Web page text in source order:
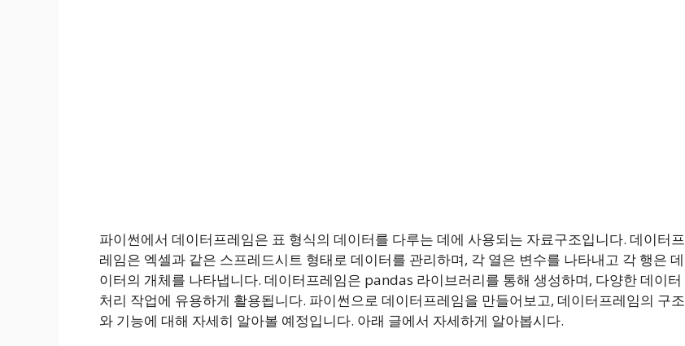
파이썬에서 데이터프레임은 표 형식의 데이터를 다루는 데에 사용되는 자료구조입니다. 데이터프
레임은 엑셀과 같은 스프레드시트 형태로 데이터를 관리하며, 각 열은 변수를 나타내고 각 행은 데
이터의 개체를 나타냅니다. 데이터프레임은 pandas 라이브러리를 통해 생성하며, 다양한 데이터
처리 작업에 유용하게 활용됩니다. 파이썬으로 데이터프레임을 만들어보고, 데이터프레임의 구조
와 기능에 대해 자세히 알아볼 예정입니다. 아래 글에서 자세하게 알아봅시다.